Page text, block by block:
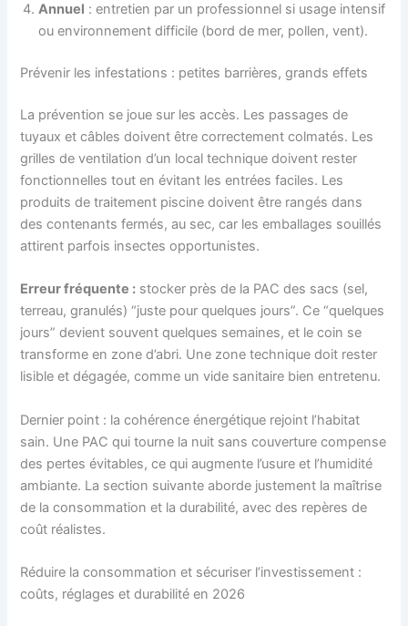
Annuel : entretien par un professionnel si usage intensif
ou environnement difficile (bord de mer, pollen, vent).
Prévenir les infestations : petites barrières, grands effets
La prévention se joue sur les accès. Les passages de
tuyaux et câbles doivent être correctement colmatés. Les
grilles de ventilation d’un local technique doivent rester
fonctionnelles tout en évitant les entrées faciles. Les
produits de traitement piscine doivent être rangés dans
des contenants fermés, au sec, car les emballages souillés
attirent parfois insectes opportunistes.
Erreur fréquente : stocker près de la PAC des sacs (sel,
terreau, granulés) “juste pour quelques jours”. Ce “quelques
jours” devient souvent quelques semaines, et le coin se
transforme en zone d’abri. Une zone technique doit rester
lisible et dégagée, comme un vide sanitaire bien entretenu.
Dernier point : la cohérence énergétique rejoint l’habitat
sain. Une PAC qui tourne la nuit sans couverture compense
des pertes évitables, ce qui augmente l’usure et l’humidité
ambiante. La section suivante aborde justement la maîtrise
de la consommation et la durabilité, avec des repères de
coût réalistes.
Réduire la consommation et sécuriser l’investissement :
coûts, réglages et durabilité en 2026